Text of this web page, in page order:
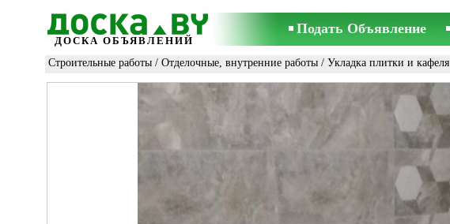
ДОСКА ОБЪЯВЛЕНИЙ
Подать Объявление
Строительные работы / Отделочные, внутренние работы / Укладка плитки и кафеля